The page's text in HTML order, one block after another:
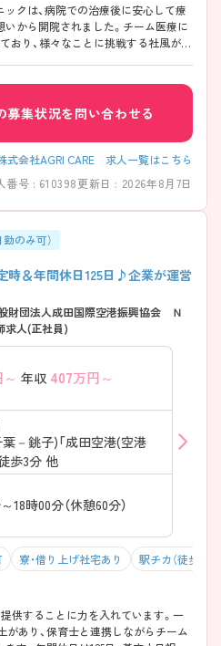
クは、病院での治療後に安心して療
から開院されました。チーム医療に
おり、様々なことに挑戦する社風があ
で、小さなお子様のいらっしゃる方
す。 業務内容は兼務にな
の適正に合わせて業務内容のご相談も
様々な業務があります。現在いるスタ
す。事前に業務配置を決めたり、そ
です。様々な業務があるので、業務に
っかりと連携が取れるかどうかを見
全く問題ありません！入職後に丁寧
く上で、人柄を重視しした採用を行っ
談ください。
募集状況を問い合わせる
式会社AGRI CARE 求人一覧はこちら
番号 : 610398更新日 : 2026年8月7日
のみ可）
時＆年間休日125日♪企業が運営
財団法人成田国際空港振興協会 Ｎ
求人(正社員)
年収 407万円～
－銚子)「成田空港(空港
歩3分 他
18時00分（休憩60分）
寮・借り上げ社宅あり 駅チカ（徒歩10
供することに力を入れています。一
があり、保育士と連携しながらチーム